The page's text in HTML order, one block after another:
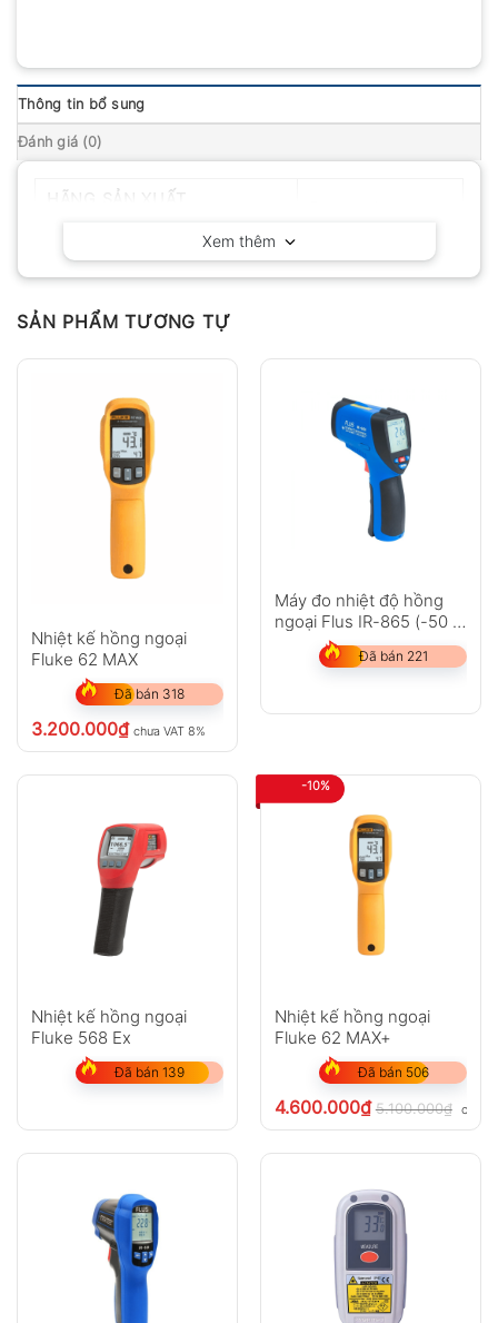
Thông tin bổ sung
Đánh giá (0)
Xem thêm
SẢN PHẨM TƯƠNG TỰ
Nhiệt kế hồng ngoại
Fluke 62 MAX
Đã bán 318
3.200.000₫ chưa VAT 8%
Máy đo nhiệt độ hồng
ngoại Flus IR-865 (-50 ~
1850?C)
Đã bán 221
Nhiệt kế hồng ngoại
Fluke 568 Ex
Đã bán 139
-10%
Nhiệt kế hồng ngoại
Fluke 62 MAX+
Đã bán 506
4.600.000₫ 5.100.000₫ chưa